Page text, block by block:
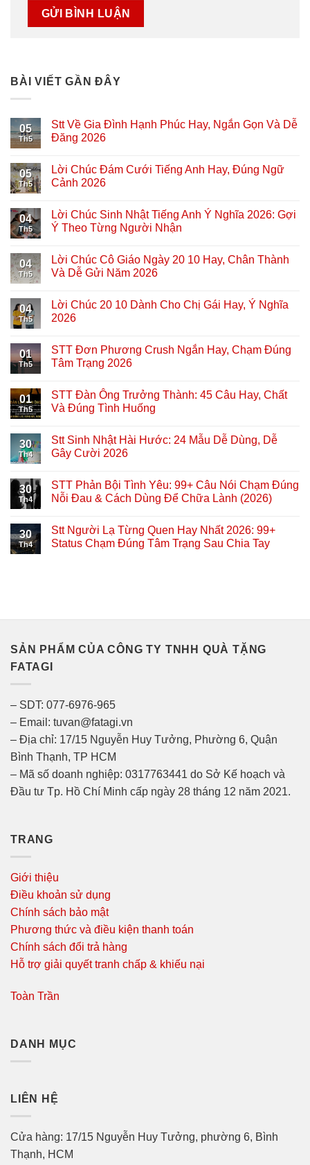
BÀI VIẾT GẦN ĐÂY
05
Th5
Stt Về Gia Đình Hạnh Phúc Hay, Ngắn Gọn Và Dễ
Đăng 2026
05
Th5
Lời Chúc Đám Cưới Tiếng Anh Hay, Đúng Ngữ
Cảnh 2026
04
Th5
Lời Chúc Sinh Nhật Tiếng Anh Ý Nghĩa 2026: Gợi
Ý Theo Từng Người Nhận
04
Th5
Lời Chúc Cô Giáo Ngày 20 10 Hay, Chân Thành
Và Dễ Gửi Năm 2026
04
Th5
Lời Chúc 20 10 Dành Cho Chị Gái Hay, Ý Nghĩa
2026
01
Th5
STT Đơn Phương Crush Ngắn Hay, Chạm Đúng
Tâm Trạng 2026
01
Th5
STT Đàn Ông Trưởng Thành: 45 Câu Hay, Chất
Và Đúng Tình Huống
30
Th4
Stt Sinh Nhật Hài Hước: 24 Mẫu Dễ Dùng, Dễ
Gây Cười 2026
30
Th4
STT Phản Bội Tình Yêu: 99+ Câu Nói Chạm Đúng
Nỗi Đau & Cách Dùng Để Chữa Lành (2026)
30
Th4
Stt Người Lạ Từng Quen Hay Nhất 2026: 99+
Status Chạm Đúng Tâm Trạng Sau Chia Tay
SẢN PHẨM CỦA CÔNG TY TNHH QUÀ TẶNG
FATAGI
– SDT: 077-6976-965
– Email: tuvan@fatagi.vn
– Địa chỉ: 17/15 Nguyễn Huy Tưởng, Phường 6, Quận
Bình Thạnh, TP HCM
– Mã số doanh nghiệp: 0317763441 do Sở Kế hoạch và
Đầu tư Tp. Hồ Chí Minh cấp ngày 28 tháng 12 năm 2021.
TRANG
Giới thiệu
Điều khoản sử dụng
Chính sách bảo mật
Phương thức và điều kiện thanh toán
Chính sách đổi trả hàng
Hỗ trợ giải quyết tranh chấp & khiếu nại
Toàn Trần
DANH MỤC
LIÊN HỆ
Cửa hàng: 17/15 Nguyễn Huy Tưởng, phường 6, Bình
Thạnh, HCM